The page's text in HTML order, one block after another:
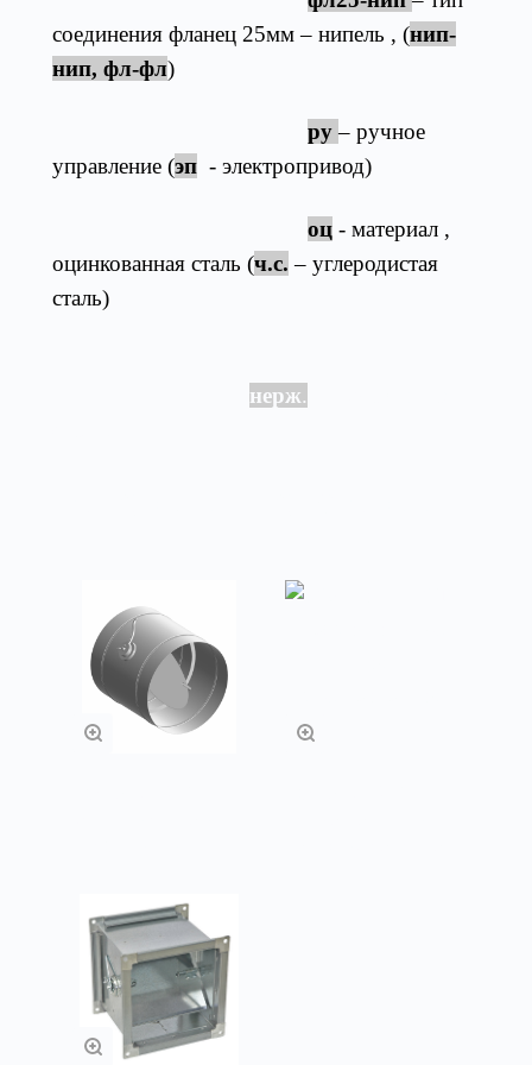
соединения фланец 25мм – нипель , (нип-
нип, фл-фл)
ру– ручное
управление (эп - электропривод)
оц - материал ,
оцинкованная сталь (ч.с. – углеродистая
сталь)
нерж.